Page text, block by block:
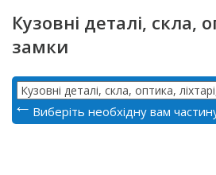
Кузовні деталі, скла,
замки
Виберіть необхідну вам